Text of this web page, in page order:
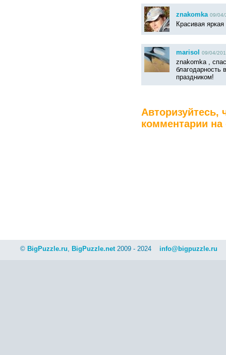
znakomka 09/04/
Красивая
marisol 09/04/
znakomka ,
праздником!
Авторизуйтесь,
комментарии на
© BigPuzzle.ru, BigPuzzle.net2009 - 2024 info@bigpuzzle.ru